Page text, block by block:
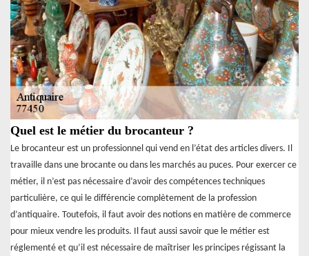
Quel est le métier du brocanteur ?
Le brocanteur est un professionnel qui vend en l’état des articles divers. Il
travaille dans une brocante ou dans les marchés au puces. Pour exercer ce
métier, il n’est pas nécessaire d’avoir des compétences techniques
particulière, ce qui le différencie complètement de la profession
d’antiquaire. Toutefois, il faut avoir des notions en matière de commerce
pour mieux vendre les produits. Il faut aussi savoir que le métier est
réglementé et qu’il est nécessaire de maîtriser les principes régissant la